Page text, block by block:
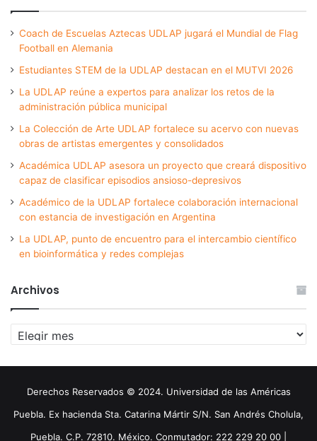
Coach de Escuelas Aztecas UDLAP jugará el Mundial de Flag
Football en Alemania
Estudiantes STEM de la UDLAP destacan en el MUTVI 2026
La UDLAP reúne a expertos para analizar los retos de la
administración pública municipal
La Colección de Arte UDLAP fortalece su acervo con nuevas
obras de artistas emergentes y consolidados
Académica UDLAP asesora un proyecto que creará dispositivo
capaz de clasificar episodios ansioso-depresivos
Académico de la UDLAP fortalece colaboración internacional
con estancia de investigación en Argentina
La UDLAP, punto de encuentro para el intercambio científico
en bioinformática y redes complejas
Archivos
Archivos
Derechos Reservados © 2024. Universidad de las Américas
Puebla. Ex hacienda Sta. Catarina Mártir S/N. San Andrés Cholula,
Puebla. C.P. 72810. México. Conmutador: 222 229 20 00 |